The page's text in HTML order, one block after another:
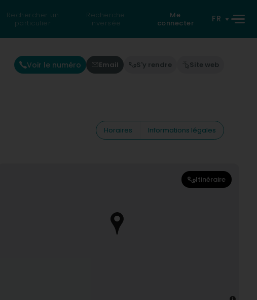
Rechercher un
particulier
Recherche
inversée
Me
connecter
FR
Voir le numéro Email S'y rendre Site web
Horaires Informations légales
Itinéraire